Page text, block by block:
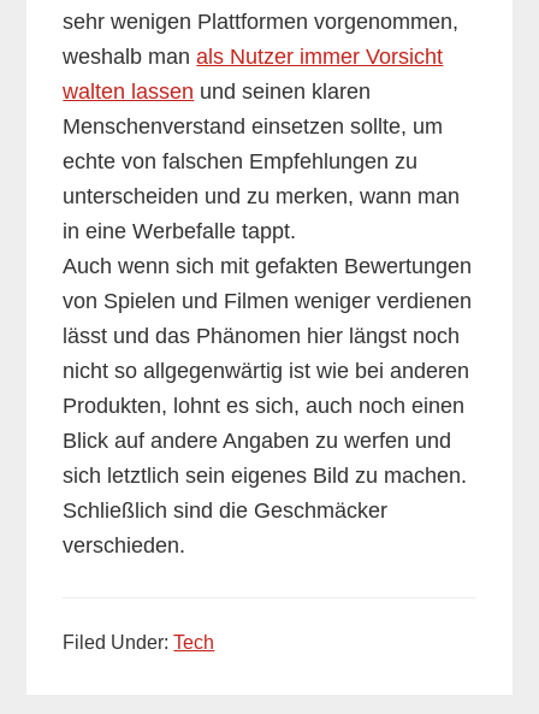
sehr wenigen Plattformen vorgenommen,
weshalb manals Nutzer immer Vorsicht
walten lassen und seinen klaren
Menschenverstand einsetzen sollte, um
echte von falschen Empfehlungen zu
unterscheiden und zu merken, wann man
in eine Werbefalle tappt.
Auch wenn sich mit gefakten Bewertungen
von Spielen und Filmen weniger verdienen
lässt und das Phänomen hier längst noch
nicht so allgegenwärtig ist wie bei anderen
Produkten, lohnt es sich, auch noch einen
Blick auf andere Angaben zu werfen und
sich letztlich sein eigenes Bild zu machen.
Schließlich sind die Geschmäcker
verschieden.
Filed Under:Tech